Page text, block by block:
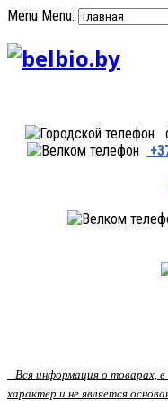
Menu Menu:
Вся информация о товарах,
характер и не является